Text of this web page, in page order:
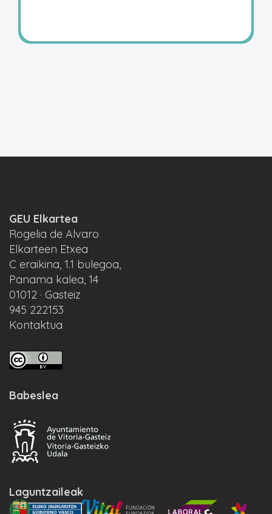
GEU Elkartea
Rogelia de Alvaro
Elkarteen Etxea
C eraikina, 1.1 bulegoa,
Panama kalea, 14
01012 · Gasteiz
945 222153
Kontaktua
Babeslea
Laguntzaileak